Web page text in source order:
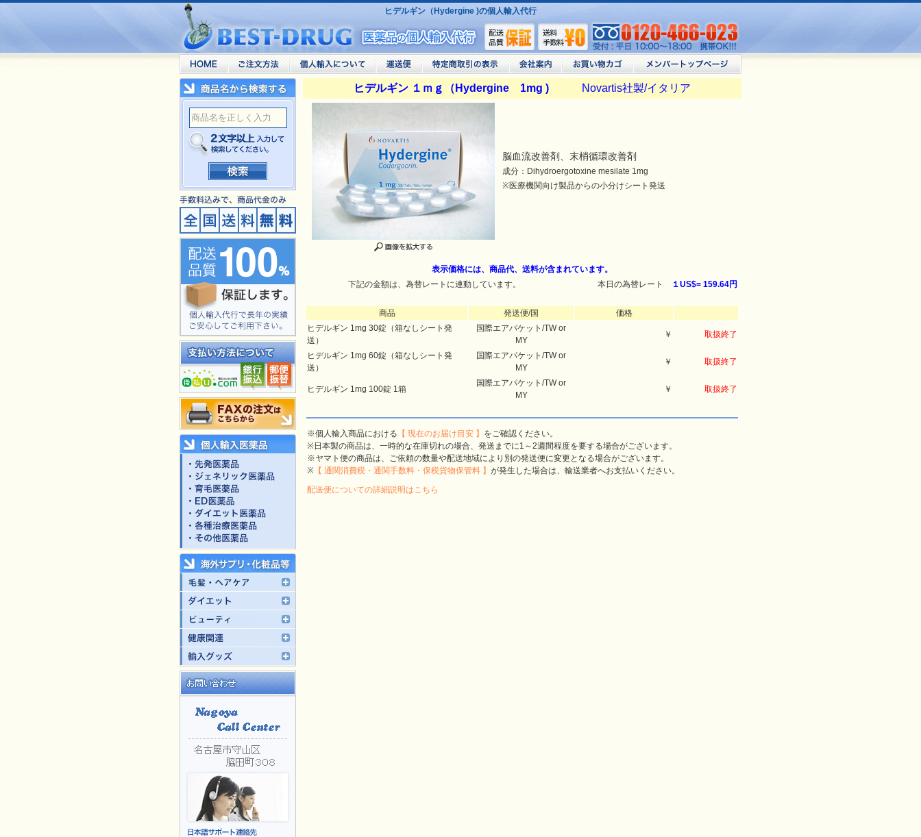
ヒデルギン（Hydergine )の個人輸入代行
ヒデルギン １ｍｇ（Hydergine 1mg ) Novartis社製/イタリア
脳血流改善剤、末梢循環改善剤
成分：Dihydroergotoxine mesilate 1mg
※医療機関向け製品からの小分けシート発送
表示価格には、商品代、送料が含まれています。
下記の金額は、為替レートに連動しています。
本日の為替レート １US$= 159.64円
商品 発送便/国
価格
ヒデルギン 1mg 30錠（箱なしシート発
送）
国際エアパケット/TW or
MY
￥ 取扱終了
ヒデルギン 1mg 60錠（箱なしシート発
送）
国際エアパケット/TW or
MY
￥ 取扱終了
ヒデルギン 1mg 100錠 1箱
国際エアパケット/TW or
MY
￥ 取扱終了
※個人輸入商品における 【 現在のお届け目安 】 をご確認ください。
※日本製の商品は、一時的な在庫切れの場合、発送までに1～2週間程度を要する場合がございます。
※ヤマト便の商品は、ご依頼の数量や配送地域により別の発送便に変更となる場合がございます。
※ 【 通関消費税・通関手数料・保税貨物保管料 】 が発生した場合は、輸送業者へお支払いください。
配送便についての詳細説明はこちら